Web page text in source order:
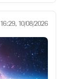
16:29, 10/08/2026